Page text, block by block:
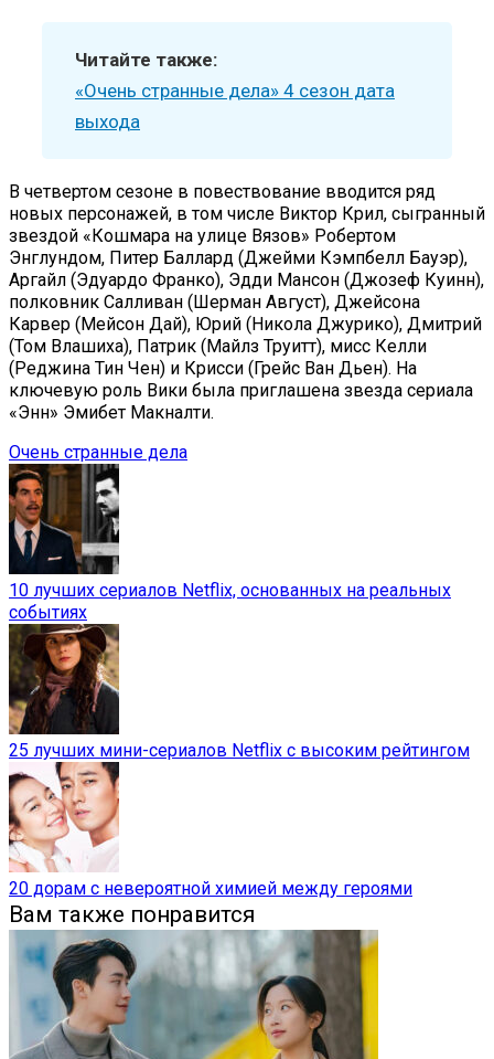
Читайте также:
«Очень странные дела» 4 сезон дата
выхода
В четвертом сезоне в повествование вводится ряд
новых персонажей, в том числе Виктор Крил, сыгранный
звездой «Кошмара на улице Вязов» Робертом
Энглундом, Питер Баллард (Джейми Кэмпбелл Бауэр),
Аргайл (Эдуардо Франко), Эдди Мансон (Джозеф Куинн),
полковник Салливан (Шерман Август), Джейсона
Карвер (Мейсон Дай), Юрий (Никола Джурико), Дмитрий
(Том Влашиха), Патрик (Майлз Труитт), мисс Келли
(Реджина Тин Чен) и Крисси (Грейс Ван Дьен). На
ключевую роль Вики была приглашена звезда сериала
«Энн» Эмибет Макналти.
Очень странные дела
10 лучших сериалов Netflix, основанных на реальных
событиях
25 лучших мини-сериалов Netflix с высоким рейтингом
20 дорам с невероятной химией между героями
Вам также понравится